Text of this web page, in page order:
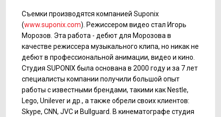
Съемки производятся компанией Suponix
(www.suponix.com). Режиссером видео стал Игорь
Морозов. Эта работа - дебют для Морозова в
качестве режиссера музыкального клипа, но никак не
дебют в профессиональной анимации, видео и кино.
Студия SUPONIX была основана в 2000 году и за 7 лет
специалисты компании получили большой опыт
работы с известными брендами, такими как Nestle,
Lego, Unilever и др., а также обрели своих клиентов:
Skype, CNN, JVC и Bullguard. В кинематографе студия